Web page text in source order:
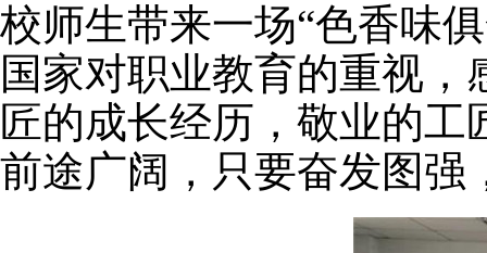
校师生带来一场“色香味
国家对职业教育的重视
匠的成长经历，敬业的
前途广阔，只要奋发图强